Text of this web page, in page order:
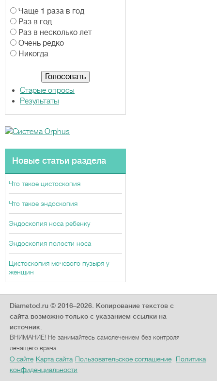
В
а
р
и
а
Чаще 1 раза в год
Раз в год
Раз в несколько лет
Очень редко
Никогда
Старые опросы
Результаты
Новые статьи раздела
Что такое цистоскопия
Что такое эндоскопия
Эндоскопия носа ребенку
Эндоскопия полости носа
Цистоскопия мочевого пузыря у
женщин
Diametod.ru © 2016–2026. Копирование текстов с
сайта возможно только с указанием ссылки на
источник.
ВНИМАНИЕ! Не занимайтесь самолечением без контроля
лечащего врача.
О сайте Карта сайта Пользовательское соглашение
Политика
конфиденциальности